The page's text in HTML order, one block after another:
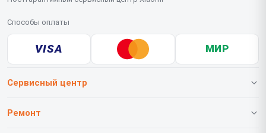
Способы оплаты
VISA МИР
Сервисный центр
О нашем сервисе
Ремонт